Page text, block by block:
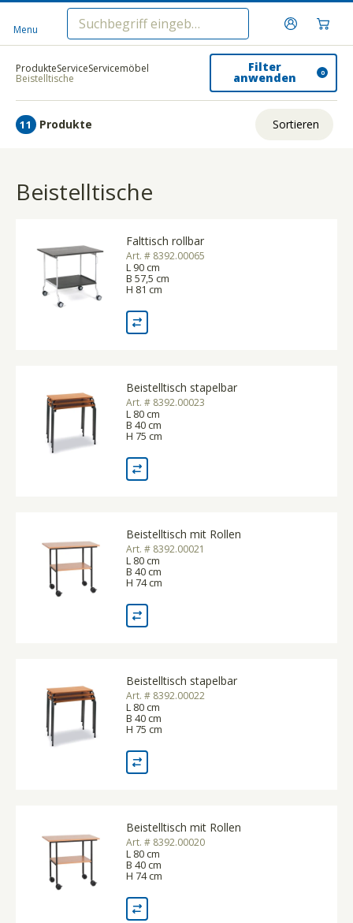
Menu
ProdukteServiceServicemöbel
Beistelltische
Filter
anwenden 0
11 Produkte Sortieren
Beistelltische
Falttisch rollbar
Art. # 8392.00065
L 90 cm
B 57,5 cm
H 81 cm
Beistelltisch stapelbar
Art. # 8392.00023
L 80 cm
B 40 cm
H 75 cm
Beistelltisch mit Rollen
Art. # 8392.00021
L 80 cm
B 40 cm
H 74 cm
Beistelltisch stapelbar
Art. # 8392.00022
L 80 cm
B 40 cm
H 75 cm
Beistelltisch mit Rollen
Art. # 8392.00020
L 80 cm
B 40 cm
H 74 cm